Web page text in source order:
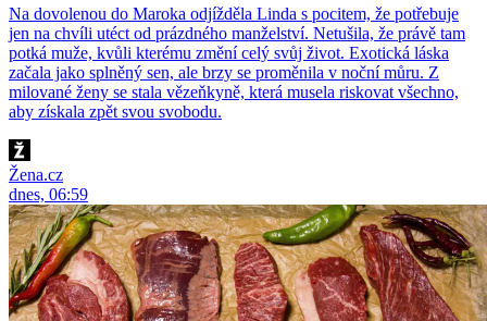
Na dovolenou do Maroka odjížděla Linda s pocitem, že potřebuje
jen na chvíli utéct od prázdného manželství. Netušila, že právě tam
potká muže, kvůli kterému změní celý svůj život. Exotická láska
začala jako splněný sen, ale brzy se proměnila v noční můru. Z
milované ženy se stala vězeňkyně, která musela riskovat všechno,
aby získala zpět svou svobodu.
Žena.cz
dnes, 06:59